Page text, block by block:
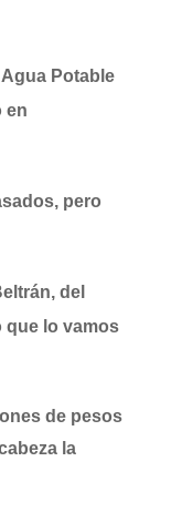
Potable
en
pero
del
que lo vamos
de pesos
la